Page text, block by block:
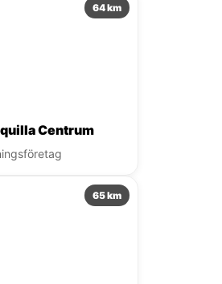
64 km
Centrum
65 km